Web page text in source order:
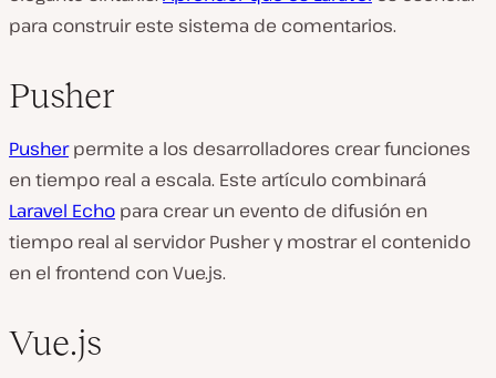
para construir este sistema de comentarios.
Pusher
Pusherpermite a los desarrolladores crear funciones
en tiempo real a escala. Este artículo combinará
Laravel Echo para crear un evento de difusión en
tiempo real al servidor Pusher y mostrar el contenido
en el frontend con Vue.js.
Vue.js